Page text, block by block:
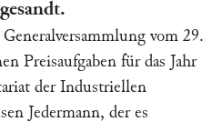
vom 29.
Preisaufgaben für das Jahr
der Industriellen
Jedermann, der es